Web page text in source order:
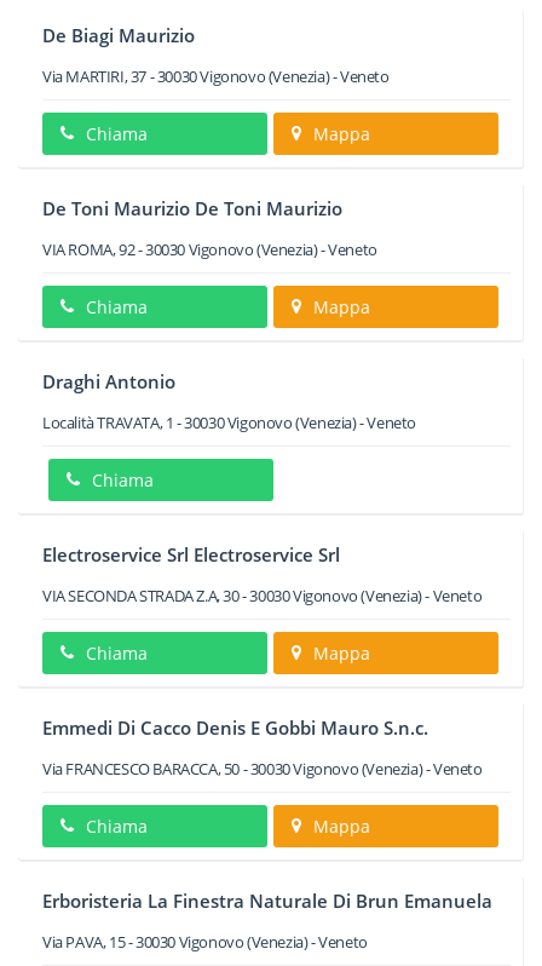
De Biagi Maurizio
Via MARTIRI, 37-30030Vigonovo(Venezia) -Veneto
Chiama Mappa
De Toni Maurizio De Toni Maurizio
VIA ROMA, 92-30030Vigonovo(Venezia) -Veneto
Chiama Mappa
Draghi Antonio
Località TRAVATA, 1 -30030Vigonovo(Venezia) -Veneto
Chiama
Electroservice Srl Electroservice Srl
VIA SECONDA STRADA Z.A, 30-30030Vigonovo(Venezia) -Veneto
Chiama Mappa
Emmedi Di Cacco Denis E Gobbi Mauro S.n.c.
Via FRANCESCO BARACCA, 50-30030Vigonovo(Venezia) -Veneto
Chiama Mappa
Erboristeria La Finestra Naturale Di Brun Emanuela
Via PAVA, 15-30030Vigonovo(Venezia) -Veneto